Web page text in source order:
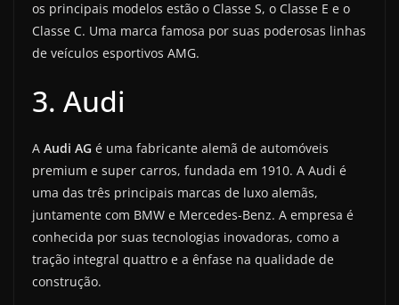
os principais modelos estão o Classe S, o Classe E e o
Classe C. Uma marca famosa por suas poderosas linhas
de veículos esportivos AMG.
3. Audi
A Audi AG é uma fabricante alemã de automóveis
premium e super carros, fundada em 1910. A Audi é
uma das três principais marcas de luxo alemãs,
juntamente com BMW e Mercedes-Benz. A empresa é
conhecida por suas tecnologias inovadoras, como a
tração integral quattro e a ênfase na qualidade de
construção.